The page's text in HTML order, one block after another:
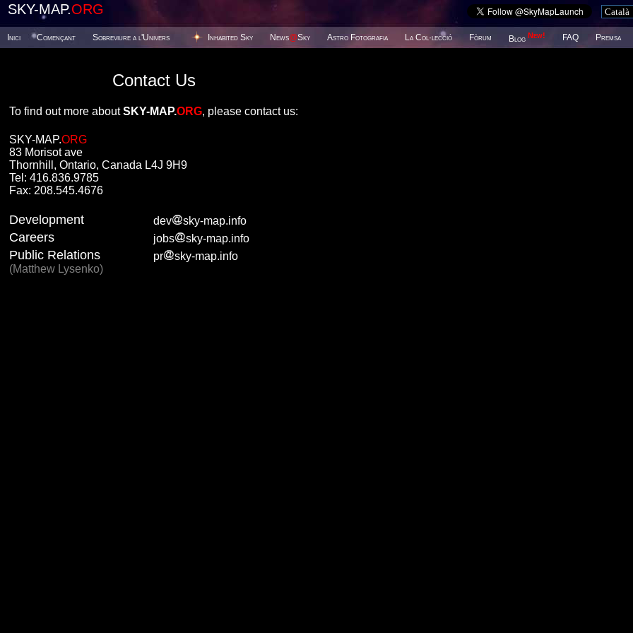
SKY-MAP.ORG
Inici Començant Sobreviure a l'Univers Inhabited Sky News@Sky Astro Fotografia La Col·lecció Fòrum Blog New! FAQ Premsa
Contact Us
To find out more aboutSKY-MAP.ORG, please contact us:
SKY-MAP.ORG
83 Morisot ave
Thornhill, Ontario, Canada L4J 9H9
Tel: 416.836.9785
Fax: 208.545.4676
Development dev sky-map.info
Careers jobs sky-map.info
Public Relations
(Matthew Lysenko)
pr sky-map.info